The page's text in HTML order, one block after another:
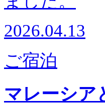
2026.04.13
ご宿泊
マレーシア